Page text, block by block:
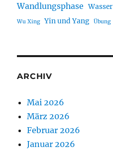
Wandlungsphase Wasser
Wu Xing Yin und Yang Übung
ARCHIV
Mai 2026
März 2026
Februar 2026
Januar 2026